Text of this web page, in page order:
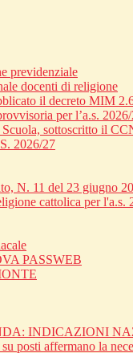
previdenziale
docenti di religione
il decreto MIM
per l’a.s.
sottoscritto il
2026/27
N. 11 del 23 giugno
cattolica per l'a.s.
PASSWEB
INDICAZIONI
posti affermano la